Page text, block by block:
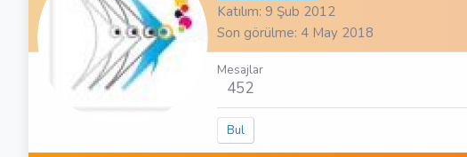
Katılım 9 Şub 2012
Son görülme 4 May 2018
Mesajlar
452
Bul